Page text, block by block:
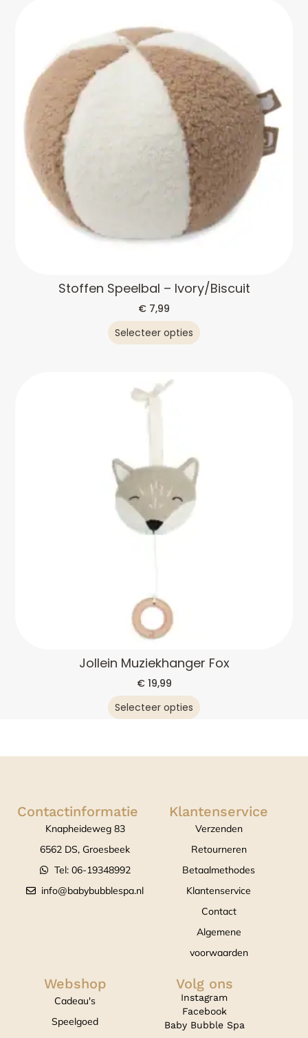
Stoffen Speelbal – Ivory/Biscuit
€ 7,99
Selecteer opties
Jollein Muziekhanger Fox
€19,99
Selecteer opties
Contactinformatie
Knapheideweg 83
6562 DS, Groesbeek
Tel: 06-19348992
info@babybubblespa.nl
Klantenservice
Verzenden
Retourneren
Betaalmethodes
Klantenservice
Contact
Algemene
voorwaarden
Webshop
Cadeau's
Speelgoed
Volg ons
Instagram
Facebook
Baby Bubble Spa